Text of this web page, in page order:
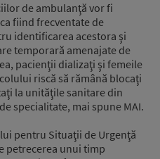
de ambulanţă vor fi
fiind frecventate de
identificarea acestora şi
temporară amenajate de
pacienţii dializaţi şi femeile
riscă să rămână blocaţi
la unităţile sanitare din
specialitate, mai spune MAI.
pentru Situaţii de Urgenţă
petrecerea unui timp